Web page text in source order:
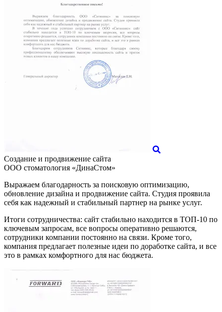
Создание и продвижение сайта
ООО стоматология «ДинаСтом»
Выражаем благодарность за поисковую оптимизацию,
обновление дизайна и продвижение сайта. Студия проявила
себя как надежный и стабильный партнер на рынке услуг.
Итоги сотрудничества: сайт стабильно находится в ТОП-10 по
ключевым запросам, все вопросы оперативно решаются,
сотрудники компании постоянно на связи. Кроме того,
компания предлагает полезные идеи по доработке сайта, и все
это в рамках комфортного для нас бюджета.